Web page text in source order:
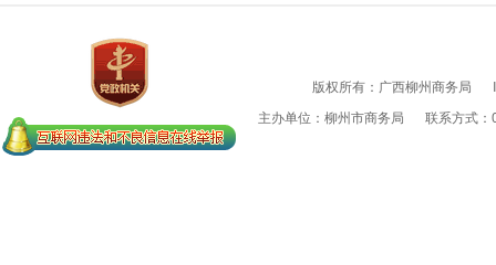
版权所有：广西柳州商务局
主办单位：柳州市商务局
联系方式